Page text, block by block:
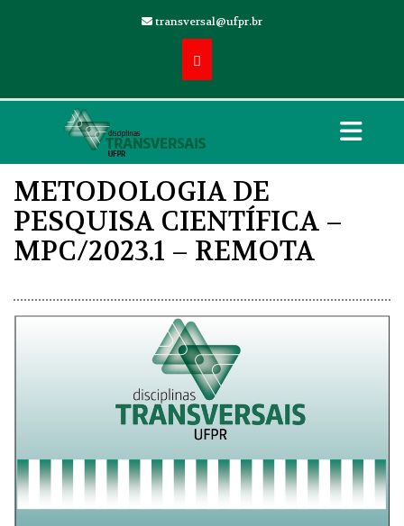
transversal@ufpr.br
METODOLOGIA DE
PESQUISA CIENTÍFICA –
MPC/2023.1 – REMOTA